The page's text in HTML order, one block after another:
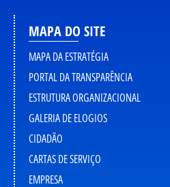
MAPA DO SITE
MAPA DA ESTRATÉGIA
PORTAL DA TRANSPARÊNCIA
ESTRUTURA ORGANIZACIONAL
GALERIA DE ELOGIOS
CIDADÃO
CARTAS DE SERVIÇO
EMPRESA